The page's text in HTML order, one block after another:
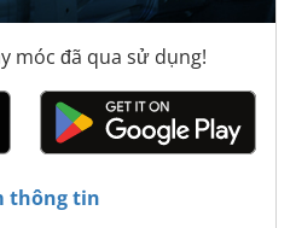
móc đã qua sử dụng!
thông tin